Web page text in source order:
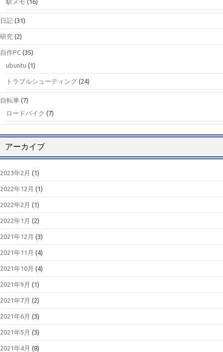
日記 (31)
研究 (2)
自作PC (35)
ubuntu (1)
トラブルシューティング (24)
自転車 (7)
ロードバイク (7)
アーカイブ
2023年2月 (1)
2022年12月 (1)
2022年2月 (1)
2022年1月 (2)
2021年12月 (3)
2021年11月 (4)
2021年10月 (4)
2021年9月 (1)
2021年7月 (2)
2021年6月 (3)
2021年5月 (3)
2021年4月 (8)